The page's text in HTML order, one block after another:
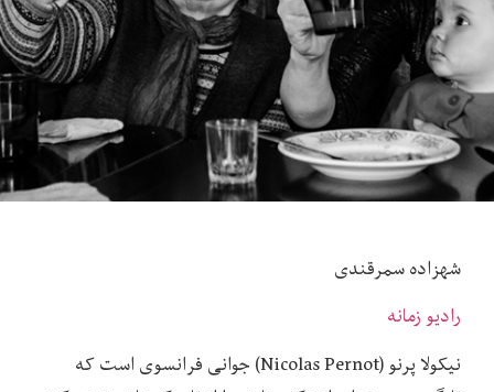
شهزاده سمرقندی
رادیو زمانه
نیکولا پرنو (Nicolas Pernot) جوانی فرانسوی‌ است که